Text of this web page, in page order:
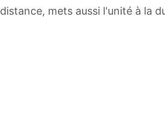
mets aussi l'unité à la